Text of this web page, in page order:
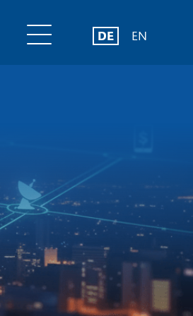
DE EN